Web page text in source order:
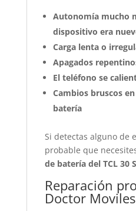
Autonomía mucho
dispositivo era
Carga lenta o
Apagados
El teléfono se
Cambios bruscos
batería
Si detectas alguno de
probable que
de batería del TCL 30
Reparación
Doctor Moviles